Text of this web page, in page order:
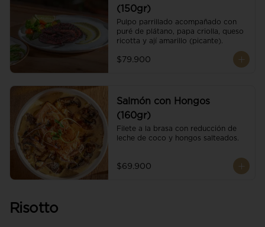
(150gr)
Pulpo parrillado acompañado con
puré de plátano, papa criolla, queso
ricotta y ají amarillo (picante).
$79.900
Salmón con Hongos
(160gr)
Filete a la brasa con reducción de
leche de coco y hongos salteados.
$69.900
Risotto